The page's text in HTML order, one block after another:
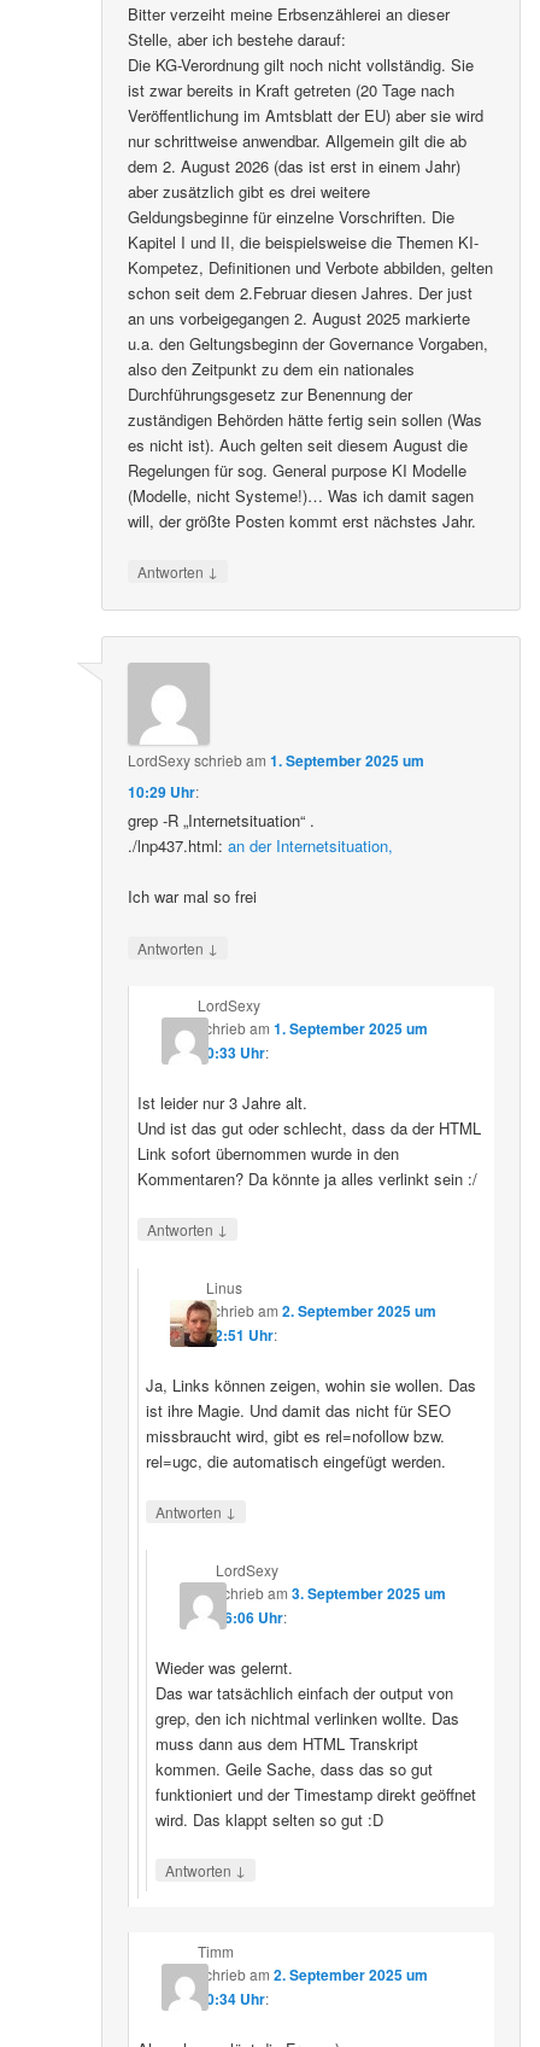
Bitter verzeiht meine Erbsenzählerei an dieser
Stelle, aber ich bestehe darauf:
Die KG-Verordnung gilt noch nicht vollständig. Sie
ist zwar bereits in Kraft getreten (20 Tage nach
Veröffentlichung im Amtsblatt der EU) aber sie wird
nur schrittweise anwendbar. Allgemein gilt die ab
dem 2. August 2026 (das ist erst in einem Jahr)
aber zusätzlich gibt es drei weitere
Geldungsbeginne für einzelne Vorschriften. Die
Kapitel I und II, die beispielsweise die Themen KI-
Kompetez, Definitionen und Verbote abbilden, gelten
schon seit dem 2.Februar diesen Jahres. Der just
an uns vorbeigegangen 2. August 2025 markierte
u.a. den Geltungsbeginn der Governance Vorgaben,
also den Zeitpunkt zu dem ein nationales
Durchführungsgesetz zur Benennung der
zuständigen Behörden hätte fertig sein sollen (Was
es nicht ist). Auch gelten seit diesem August die
Regelungen für sog. General purpose KI Modelle
(Modelle, nicht Systeme!)… Was ich damit sagen
will, der größte Posten kommt erst nächstes Jahr.
Antworten ↓
LordSexyschriebam1. September 2025 um
10:29 Uhr:
grep -R „Internetsituation“ .
./lnp437.html:an der Internetsituation,
Ich war mal so frei
Antworten ↓
LordSexy
schriebam 1. September 2025 um
10:33 Uhr:
Ist leider nur 3 Jahre alt.
Und ist das gut oder schlecht, dass da der HTML
Link sofort übernommen wurde in den
Kommentaren? Da könnte ja alles verlinkt sein :/
Antworten ↓
Linus
schriebam2. September 2025 um
12:51 Uhr:
Ja, Links können zeigen, wohin sie wollen. Das
ist ihre Magie. Und damit das nicht für SEO
missbraucht wird, gibt es rel=nofollow bzw.
rel=ugc, die automatisch eingefügt werden.
Antworten ↓
LordSexy
schriebam 3. September 2025 um
16:06 Uhr:
Wieder was gelernt.
Das war tatsächlich einfach der output von
grep, den ich nichtmal verlinken wollte. Das
muss dann aus dem HTML Transkript
kommen. Geile Sache, dass das so gut
funktioniert und der Timestamp direkt geöffnet
wird. Das klappt selten so gut :D
Antworten ↓
Timm
schriebam 2. September 2025 um
10:34 Uhr: